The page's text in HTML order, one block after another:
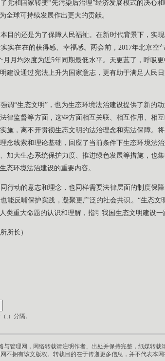
党和国家转变“先污染后治理”经济发展模式的决心
全球可持续发展作出更大的贡献。
目的还是为了保障人民福祉。在新时代背景下，实
实在在的获得感、幸福感。两会前，2017年北京空
月均浓度为近5年同期最低水平。天更蓝了，呼吸
建设通过宪法上升为国家意志，更有助于满足人民
调“生态文明”，也为生态环境法治建设提供了新的
律监督等方面，这些方面相互关联、相互作用、相
施，离不开贯彻生态文明的法治理念和宪法保障。
念线索和理论基础，回应了当前条件下生态环境法
加大生态系统保护力度、推进绿色发展等措施，也
态环境法治建设的重要内容。
行动的意志和理念，也同样需要法律层面的制度保
能反哺保护实践，凝聚更广泛的社会共识。“生态
类重大命题的认识和理解，指引我国生态文明建设一
所长）
,）分隔。
与管理网，网络转载请注明作者、出处并保持完整，纸媒转
不拥有该文版权。转载目的在于传递更多信息，并不代表本